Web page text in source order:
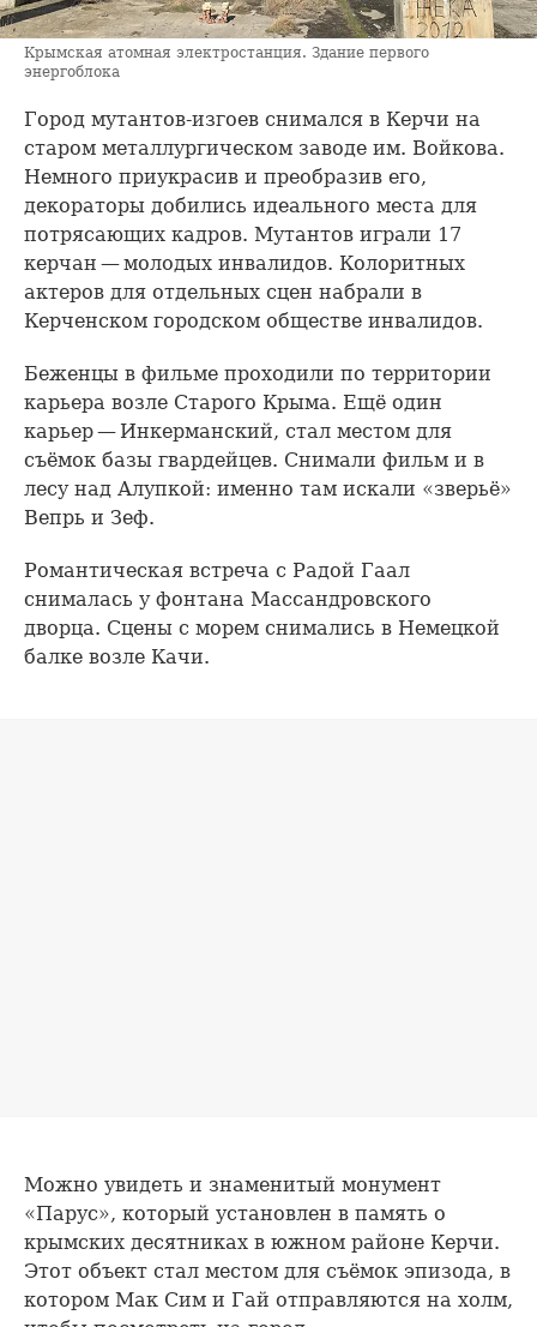
Крымская атомная электростанция. Здание первого
энергоблока
Город мутантов-изгоев снимался в Керчи на
старом металлургическом заводе им. Войкова.
Немного приукрасив и преобразив его,
декораторы добились идеального места для
потрясающих кадров. Мутантов играли 17
керчан — молодых инвалидов. Колоритных
актеров для отдельных сцен набрали в
Керченском городском обществе инвалидов.
Беженцы в фильме проходили по территории
карьера возле Старого Крыма. Ещё один
карьер — Инкерманский, стал местом для
съёмок базы гвардейцев. Снимали фильм и в
лесу над Алупкой: именно там искали «зверьё»
Вепрь и Зеф.
Романтическая встреча с Радой Гаал
снималась у фонтана Массандровского
дворца. Сцены с морем снимались в Немецкой
балке возле Качи.
Можно увидеть и знаменитый монумент
«Парус», который установлен в память о
крымских десятниках в южном районе Керчи.
Этот объект стал местом для съёмок эпизода, в
котором Мак Сим и Гай отправляются на холм,